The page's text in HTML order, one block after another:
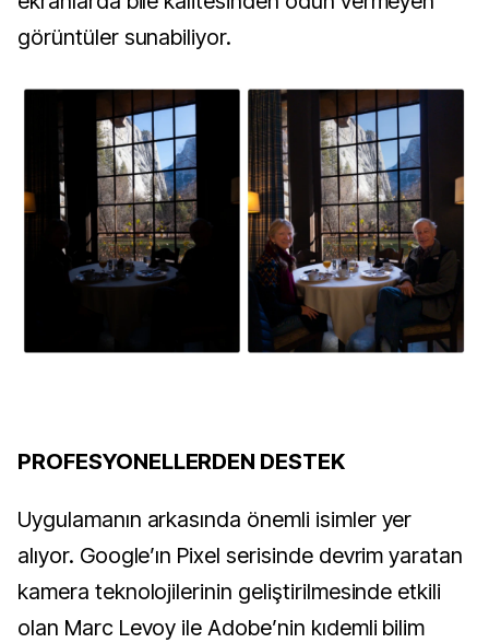
görüntüler sunabiliyor.
PROFESYONELLERDEN DESTEK
Uygulamanın arkasında önemli isimler yer
alıyor. Google’ın Pixel serisinde devrim yaratan
kamera teknolojilerinin geliştirilmesinde etkili
olan Marc Levoy ile Adobe’nin kıdemli bilim